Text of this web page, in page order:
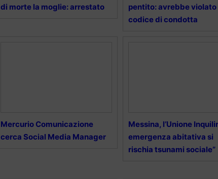
di morte la moglie: arrestato
pentito: avrebbe violato
codice di condotta
Mercurio Comunicazione
cerca Social Media Manager
Messina, l’Unione
emergenza abitativa si
rischia tsunami sociale”